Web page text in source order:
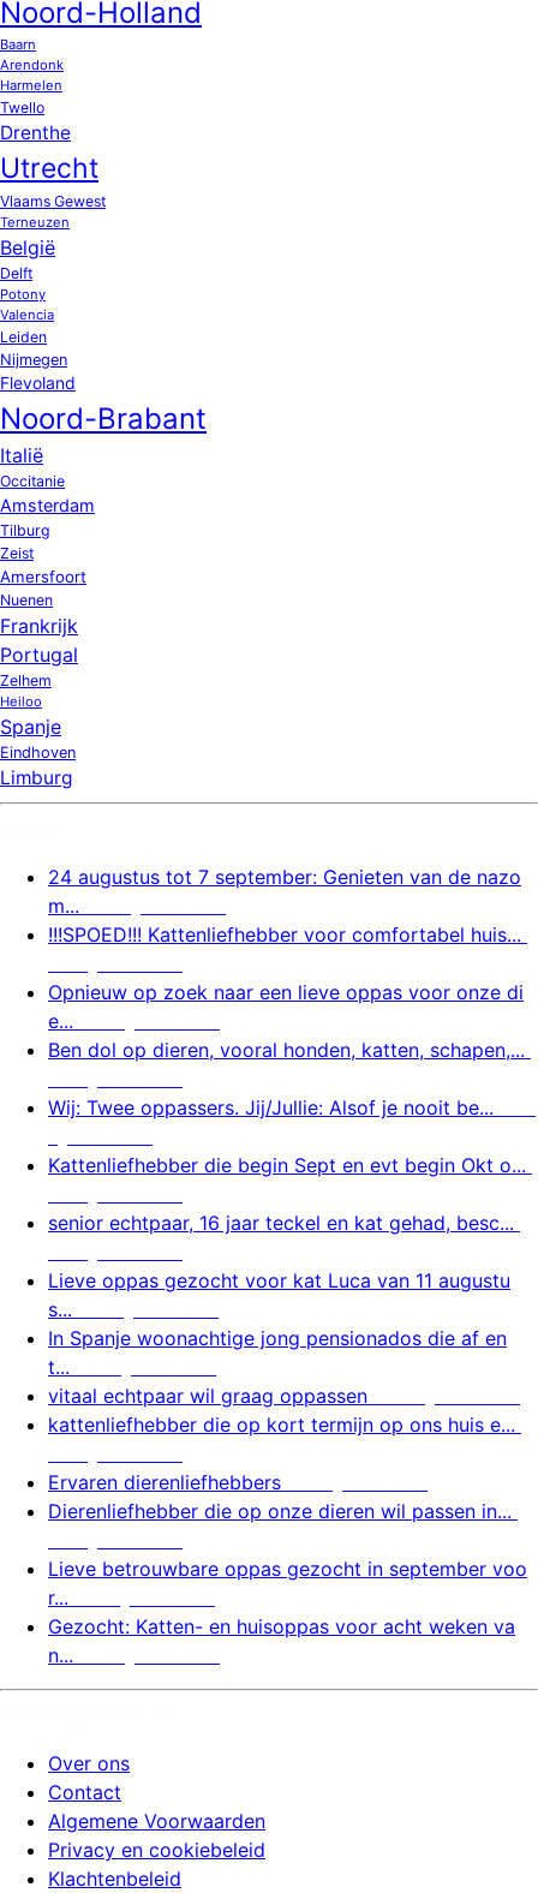
Noord-Holland
Baarn
Arendonk
Harmelen
Twello
Drenthe
Utrecht
Vlaams Gewest
Terneuzen
België
Delft
Potony
Valencia
Leiden
Nijmegen
Flevoland
Noord-Brabant
Italië
Occitanie
Amsterdam
Tilburg
Zeist
Amersfoort
Nuenen
Frankrijk
Portugal
Zelhem
Heiloo
Spanje
Eindhoven
Limburg
24 augustus tot 7 september: Genieten van de nazo
m...
!!!SPOED!!! Kattenliefhebber voor comfortabel huis...
Opnieuw op zoek naar een lieve oppas voor onze di
e...
Ben dol op dieren, vooral honden, katten, schapen,...
Wij: Twee oppassers. Jij/Jullie: Alsof je nooit be...
Kattenliefhebber die begin Sept en evt begin Okt o...
senior echtpaar, 16 jaar teckel en kat gehad, besc...
Lieve oppas gezocht voor kat Luca van 11 augustu
s...
In Spanje woonachtige jong pensionados die af en
t...
vitaal echtpaar wil graag oppassen
kattenliefhebber die op kort termijn op ons huis e...
Ervaren dierenliefhebbers
Dierenliefhebber die op onze dieren wil passen in...
Lieve betrouwbare oppas gezocht in september voo
r...
Gezocht: Katten- en huisoppas voor acht weken va
n...
Over ons
Contact
Algemene Voorwaarden
Privacy en cookiebeleid
Klachtenbeleid